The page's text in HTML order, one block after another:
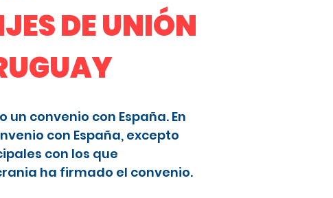
DE UNIÓN
convenio con España. En
con España, excepto
con los que
ha firmado el convenio.